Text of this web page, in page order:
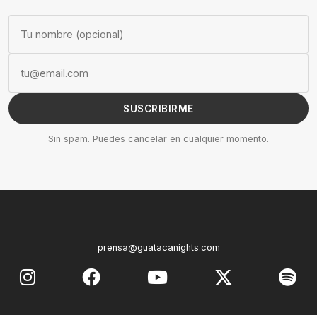
SUSCRIBIRME
Sin spam. Puedes cancelar en cualquier momento.
prensa@guatacanights.com